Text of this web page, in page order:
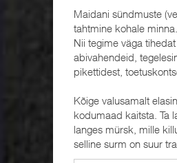
Maidani sündmuste
tahtmine kohale
Nii tegime väga
abivahendeid,
pikettidest,
Kõige valusamalt
kodumaad kaitsta. Ta
langes mürsk, mille
selline surm on suur